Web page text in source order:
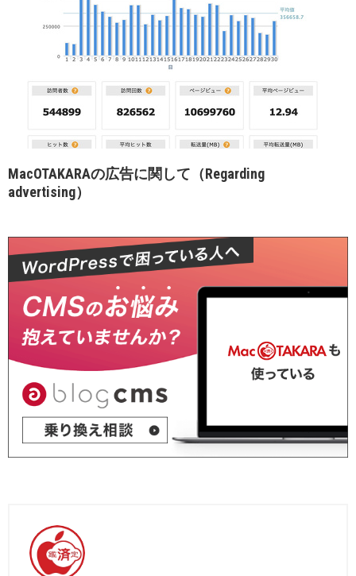
MacOTAKARAの広告に関して（Regarding
advertising）